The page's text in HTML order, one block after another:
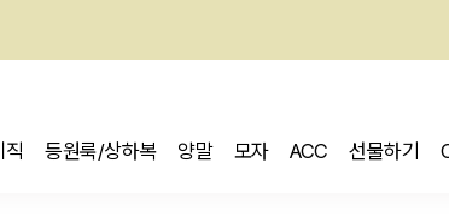
인!
직 등원룩/상하복 양말 모자 ACC 선물하기